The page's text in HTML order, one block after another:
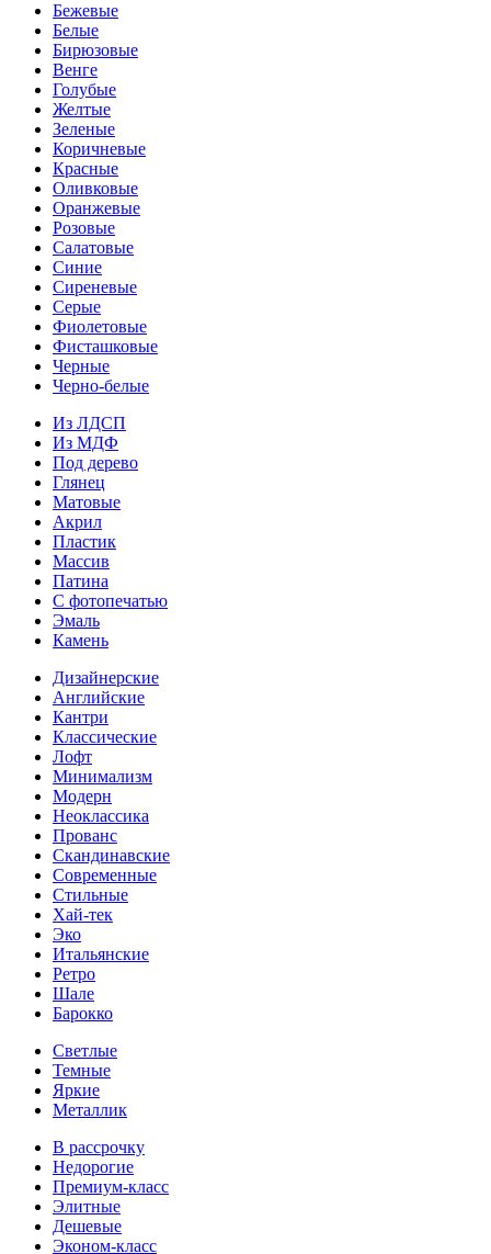
Бежевые
Белые
Бирюзовые
Венге
Голубые
Желтые
Зеленые
Коричневые
Красные
Оливковые
Оранжевые
Розовые
Салатовые
Синие
Сиреневые
Серые
Фиолетовые
Фисташковые
Черные
Черно-белые
Из ЛДСП
Из МДФ
Под дерево
Глянец
Матовые
Акрил
Пластик
Массив
Патина
С фотопечатью
Эмаль
Камень
Дизайнерские
Английские
Кантри
Классические
Лофт
Минимализм
Модерн
Неоклассика
Прованс
Скандинавские
Современные
Стильные
Хай-тек
Эко
Итальянские
Ретро
Шале
Барокко
Светлые
Темные
Яркие
Металлик
В рассрочку
Недорогие
Премиум-класс
Элитные
Дешевые
Эконом-класс